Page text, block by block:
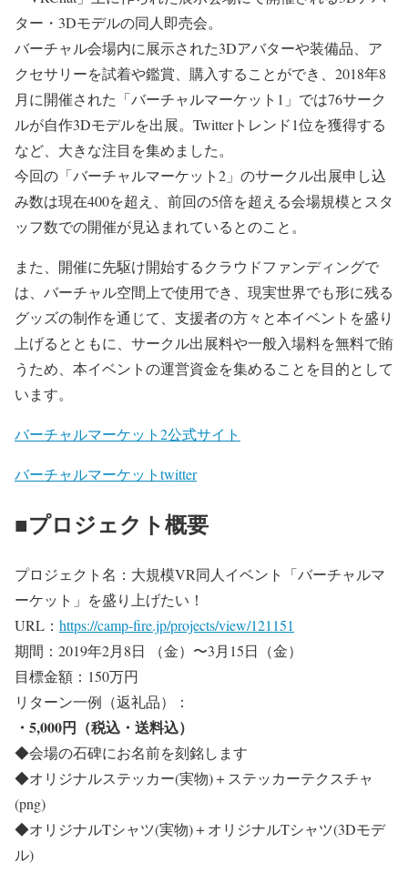
ター・3Dモデルの同人即売会。
バーチャル会場内に展示された3Dアバターや装備品、ア
クセサリーを試着や鑑賞、購入することができ、2018年8
月に開催された「バーチャルマーケット1」では76サーク
ルが自作3Dモデルを出展。Twitterトレンド1位を獲得する
など、大きな注目を集めました。
今回の「バーチャルマーケット2」のサークル出展申し込
み数は現在400を超え、前回の5倍を超える会場規模とスタ
ッフ数での開催が見込まれているとのこと。
また、開催に先駆け開始するクラウドファンディングで
は、バーチャル空間上で使用でき、現実世界でも形に残る
グッズの制作を通じて、支援者の方々と本イベントを盛り
上げるとともに、サークル出展料や一般入場料を無料で賄
うため、本イベントの運営資金を集めることを目的として
います。
バーチャルマーケット2公式サイト
バーチャルマーケットtwitter
■プロジェクト概要
プロジェクト名：大規模VR同人イベント「バーチャルマ
ーケット」を盛り上げたい！
URL： https://camp-fire.jp/projects/view/121151
期間：2019年2月8日 （金）〜3月15日（金）
目標金額：150万円
リターン一例（返礼品）：
・5,000円（税込・送料込）
◆会場の石碑にお名前を刻銘します
◆オリジナルステッカー(実物)＋ステッカーテクスチャ
(png)
◆オリジナルTシャツ(実物)＋オリジナルTシャツ(3Dモデ
ル)